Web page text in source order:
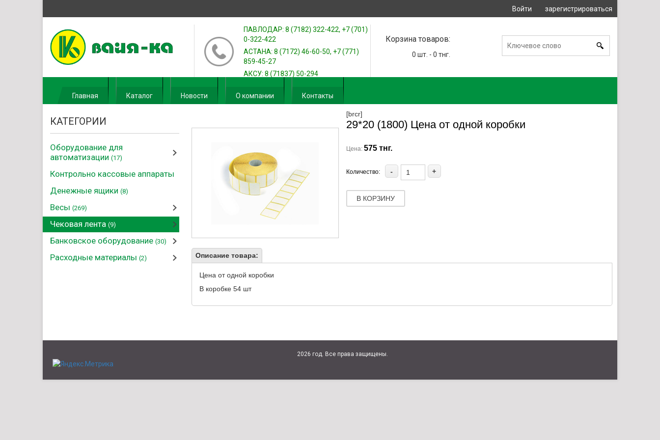
Войти зарегистрироваться
ПАВЛОДАР: 8 (7182) 322-422, +7 (701)
0-322-422
АСТАНА: 8 (7172) 46-60-50, +7 (771)
859-45-27
АКСУ: 8 (71837) 50-294
Корзина товаров:
0 шт. - 0 тнг.
Главная Каталог Новости О компании Контакты
КАТЕГОРИИ
Оборудование для
автоматизации (17)
Контрольно кассовые аппараты
Денежные ящики (8)
Весы (269)
Чековая лента (9)
Банковское оборудование (30)
Расходные материалы (2)
[brcr]
29*20 (1800) Цена от одной коробки
Цена: 575 тнг.
Количество: +
-
В КОРЗИНУ
Описание товара:
Цена от одной коробки
В коробке 54 шт
2026 год. Все права защищены.